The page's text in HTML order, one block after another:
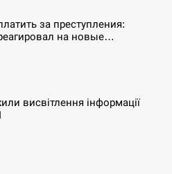
за преступления:
на новые…
висвітлення інформації